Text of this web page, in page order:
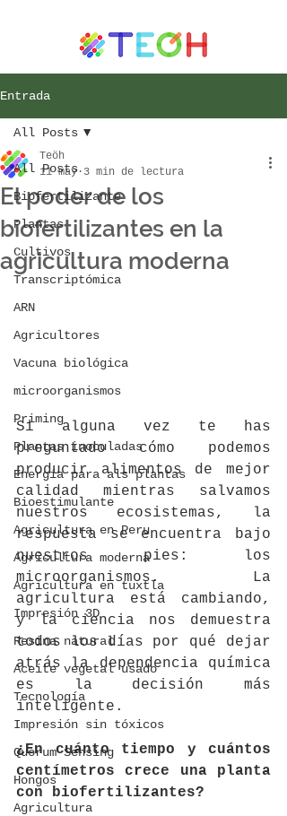
Entrada
All Posts
Biofertilizante
Plantas
Cultivos
Transcriptómica
ARN
Agricultores
Vacuna biológica
microorganismos
Priming
Plantas inoculadas
Energía para als plantas
Bioestimulante
Agricultura en Peru
Agricultura moderna
Agricultura en tuxtla
Impresión 3D
Resina natural
Aceite vegetal usado
Tecnología
Impresión sin tóxicos
Quorum Sensing
Hongos
Agricultura
All Posts
El poder de los
biofertilizantes en la
agricultura moderna
Teöh
11 may 3 min de lectura
Si alguna vez te has
preguntado cómo podemos
producir alimentos de mejor
calidad mientras salvamos
nuestros ecosistemas, la
respuesta se encuentra bajo
nuestros pies: los
microorganismos. La
agricultura está cambiando,
y la ciencia nos demuestra
todos los días por qué dejar
atrás la dependencia química
es la decisión más
inteligente.
¿En cuánto tiempo y cuántos
centímetros crece una planta
con biofertilizantes?